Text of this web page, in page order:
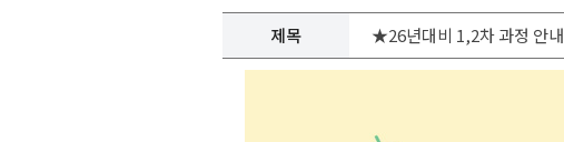
제목 ★26년대비 1,2차 과정 안내